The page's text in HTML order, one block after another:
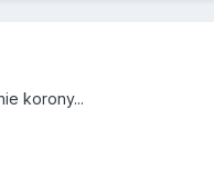
korony...